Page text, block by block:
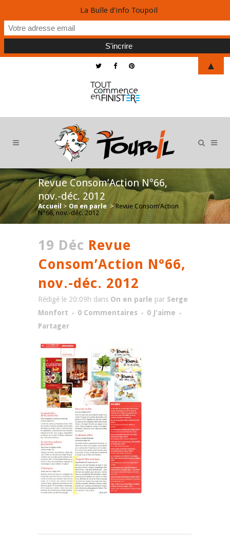
Revue Consom’Action N°66,
nov.-déc. 2012
Accueil > On en parle >Revue Consom’Action
N°66, nov.-déc. 2012
19 Déc Revue
Consom’Action N°66,
nov.-déc. 2012
Rédigé le 20:09h dans On en parle par Serge
Monfort
0 Commentaires 0 J'aime
Partager
La Bulle d'info Toupoil
▲